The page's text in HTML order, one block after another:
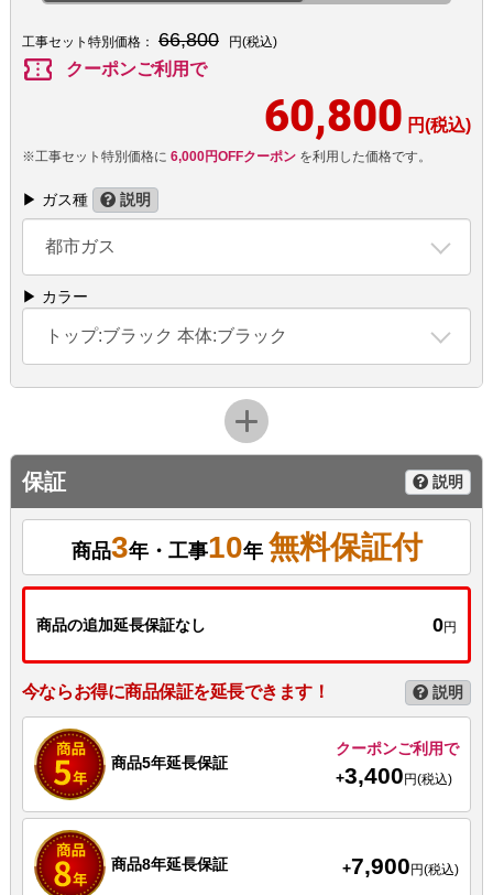
工事セット特別価格： 66,800 円(税込)
confirmation_number クーポンご利用で
60,800 円(税込)
※工事セット特別価格に 6,000円OFFクーポンを利用した価格です。
▶ ガス種 説明
都市ガス
▶ カラー
トップ:ブラック 本体:ブラック
保証 説明
商品3年・工事10年 無料保証付
商品の追加延長保証なし 0円
今ならお得に商品保証を延長できます！ 説明
商品5年延長保証
クーポンご利用で
+3,400円(税込)
商品8年延長保証 +7,900 円(税込)